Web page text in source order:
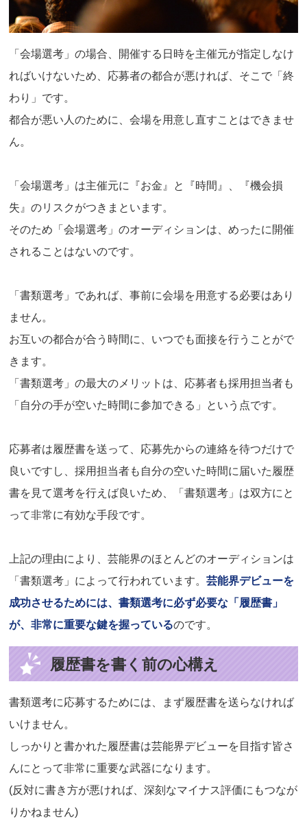
「会場選考」の場合、開催する日時を主催元が指定しなけ
ればいけないため、応募者の都合が悪ければ、そこで「終
わり」です。
都合が悪い人のために、会場を用意し直すことはできませ
ん。
「会場選考」は主催元に『お金』と『時間』、『機会損
失』のリスクがつきまといます。
そのため「会場選考」のオーディションは、めったに開催
されることはないのです。
「書類選考」であれば、事前に会場を用意する必要はあり
ません。
お互いの都合が合う時間に、いつでも面接を行うことがで
きます。
「書類選考」の最大のメリットは、応募者も採用担当者も
「自分の手が空いた時間に参加できる」という点です。
応募者は履歴書を送って、応募先からの連絡を待つだけで
良いですし、採用担当者も自分の空いた時間に届いた履歴
書を見て選考を行えば良いため、「書類選考」は双方にと
って非常に有効な手段です。
上記の理由により、芸能界のほとんどのオーディションは
「書類選考」によって行われています。芸能界デビューを
成功させるためには、書類選考に必ず必要な「履歴書」
が、非常に重要な鍵を握っているのです。
履歴書を書く前の心構え
書類選考に応募するためには、まず履歴書を送らなければ
いけません。
しっかりと書かれた履歴書は芸能界デビューを目指す皆さ
んにとって非常に重要な武器になります。
(反対に書き方が悪ければ、深刻なマイナス評価にもつなが
りかねません)